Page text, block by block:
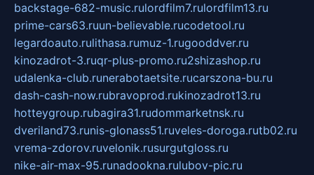
backstage-682-music.rulordfilm7.rulordfilm13.ru
prime-cars63.ruun-believable.rucodetool.ru
legardoauto.rulithasa.rumuz-1.rugooddver.ru
kinozadrot-3.ruqr-plus-promo.ru2shizashop.ru
udalenka-club.runerabotaetsite.rucarszona-bu.ru
dash-cash-now.rubravoprod.rukinozadrot13.ru
hotteygroup.rubagira31.rudommarketnsk.ru
dveriland73.runis-glonass51.ruveles-doroga.rutb02.ru
vrema-zdorov.ruvelonik.rusurgutgloss.ru
nike-air-max-95.runadookna.rulubov-pic.ru